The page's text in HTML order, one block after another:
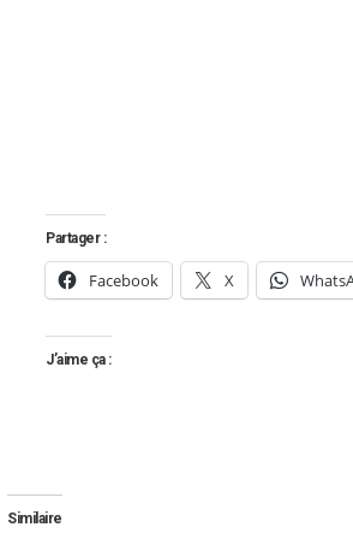
Partager :
Facebook X
J’aime ça :
Similaire